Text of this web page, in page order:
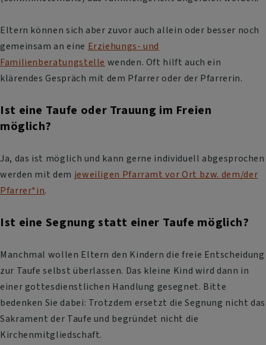
Eltern können sich aber zuvor auch allein oder besser noch
gemeinsam an eine Erziehungs- und
Familienberatungstelle wenden. Oft hilft auch ein
klärendes Gespräch mit dem Pfarrer oder der Pfarrerin.
Ist eine Taufe oder Trauung im Freien
möglich?
Ja, das ist möglich und kann gerne individuell abgesprochen
werden mit dem jeweiligen Pfarramt vor Ort bzw. dem/der
Pfarrer*in.
Ist eine Segnung statt einer Taufe möglich?
Manchmal wollen Eltern den Kindern die freie Entscheidung
zur Taufe selbst überlassen. Das kleine Kind wird dann in
einer gottesdienstlichen Handlung gesegnet. Bitte
bedenken Sie dabei: Trotzdem ersetzt die Segnung nicht das
Sakrament der Taufe und begründet nicht die
Kirchenmitgliedschaft.